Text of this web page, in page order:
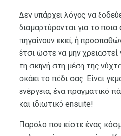
Δεν υπάρχει λόγος να
διαμαρτύρονται για το
πηγαίνουν εκεί, ή
έτσι ώστε να μην
τη σκηνή στη μέση της
σκάει το πόδι σας. Είναι
ενέργεια, ένα πραγματικό
και ιδιωτικό ensuite!
Παρόλο που είστε ένας